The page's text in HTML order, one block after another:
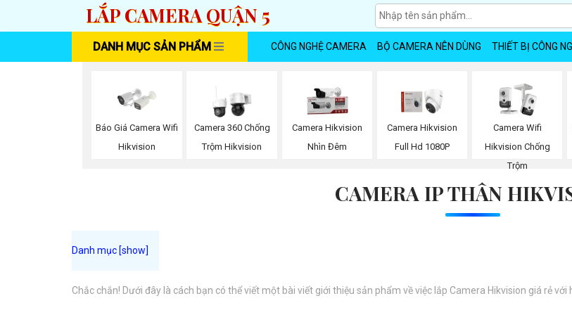
LẮP CAMERA QUẬN 5
DANH MỤC SẢN PHẨM CÔNG NGHỆ CAMERA BỘ CAMERA NÊN DÙNG THIẾT BỊ CÔNG
Báo Giá Camera Wifi
Hikvision
Camera 360 Chống
Trộm Hikvision
Camera Hikvision
Nhìn Đêm
Camera Hikvision
Full Hd 1080P
Camera Wifi
Hikvision Chống
Trộm
CAMERA IP THÂN
Chắc chắn! Dưới đây là cách bạn có thể viết một bài viết giới thiệu sản phẩm về việc lắp Camera Hikvision giá rẻ